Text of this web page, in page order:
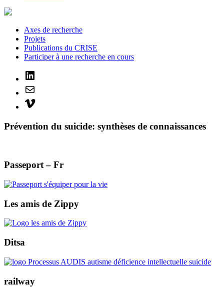
Axes de recherche
Projets
Publications du CRISE
Participer à une recherche en cours
Prévention du suicide: synthèses de connaissances
Passeport – Fr
Les amis de Zippy
Ditsa
railway